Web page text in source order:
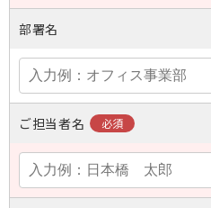
部署名
ご担当者名